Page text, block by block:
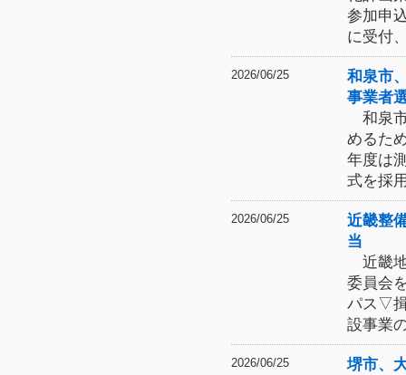
参加申
に受付
2026/06/25
和泉市
事業者
和泉
めるた
年度は
式を採
2026/06/25
近畿整
当
近畿
委員会
パス▽
設事業
2026/06/25
堺市、